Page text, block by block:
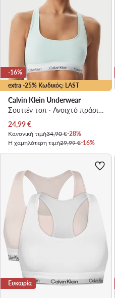
extra -25% Κωδικός: LAST
-16%
Calvin Klein Underwear
Σουτιέν τοπ · Ανοιχτό πράσινο
Τρέχουσα τιμή
24,99€
Κανονική τιμή34,90 €-28%
Η χαμηλότερη τιμή29,99 €-16%
Ευκαιρία